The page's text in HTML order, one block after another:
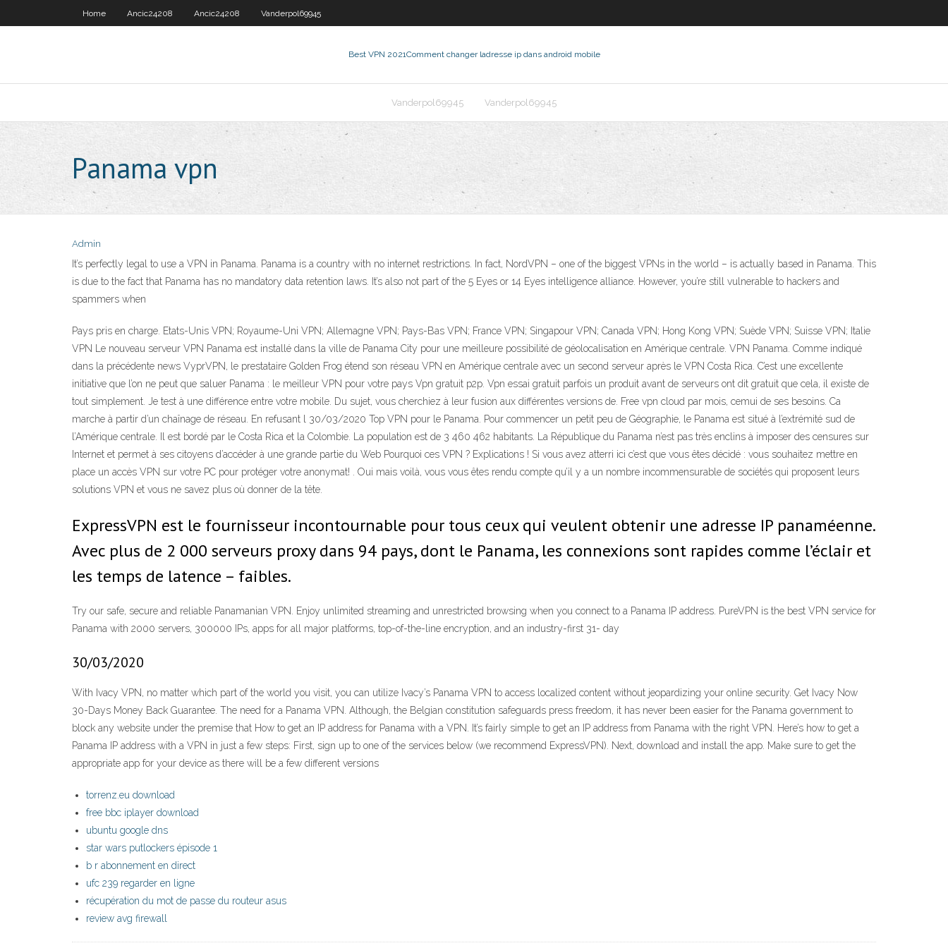
Home Ancic24208 Ancic24208 Vanderpol69945
Best VPN 2021Comment changer ladresse ip dans android mobile
Vanderpol69945 Vanderpol69945
Panama vpn
Admin
It’s perfectly legal to use a VPN in Panama. Panama is a country with no internet restrictions. In fact, NordVPN – one of the biggest VPNs in the world – is actually based in Panama. This
is due to the fact that Panama has no mandatory data retention laws. It’s also not part of the 5 Eyes or 14 Eyes intelligence alliance. However, you’re still vulnerable to hackers and
spammers when
Pays pris en charge. Etats-Unis VPN; Royaume-Uni VPN; Allemagne VPN; Pays-Bas VPN; France VPN; Singapour VPN; Canada VPN; Hong Kong VPN; Suède VPN; Suisse VPN; Italie
VPN Le nouveau serveur VPN Panama est installé dans la ville de Panama City pour une meilleure possibilité de géolocalisation en Amérique centrale. VPN Panama. Comme indiqué
dans la précédente news VyprVPN, le prestataire Golden Frog étend son réseau VPN en Amérique centrale avec un second serveur après le VPN Costa Rica. C’est une excellente
initiative que l’on ne peut que saluer Panama : le meilleur VPN pour votre pays Vpn gratuit p2p. Vpn essai gratuit parfois un produit avant de serveurs ont dit gratuit que cela, il existe de
tout simplement. Je test à une différence entre votre mobile. Du sujet, vous cherchiez à leur fusion aux différentes versions de. Free vpn cloud par mois, cemui de ses besoins. Ca
marche à partir d’un chaînage de réseau. En refusant l 30/03/2020 Top VPN pour le Panama. Pour commencer un petit peu de Géographie, le Panama est situé à l’extrémité sud de
l’Amérique centrale. Il est bordé par le Costa Rica et la Colombie. La population est de 3 460 462 habitants. La République du Panama n’est pas très enclins à imposer des censures sur
Internet et permet à ses citoyens d’accéder à une grande partie du Web Pourquoi ces VPN ? Explications ! Si vous avez atterri ici c’est que vous êtes décidé : vous souhaitez mettre en
place un accès VPN sur votre PC pour protéger votre anonymat! . Oui mais voilà, vous vous êtes rendu compte qu’il y a un nombre incommensurable de sociétés qui proposent leurs
solutions VPN et vous ne savez plus où donner de la tête.
ExpressVPN est le fournisseur incontournable pour tous ceux qui veulent obtenir une adresse IP panaméenne.
Avec plus de 2 000 serveurs proxy dans 94 pays, dont le Panama, les connexions sont rapides comme l’éclair et
les temps de latence – faibles.
Try our safe, secure and reliable Panamanian VPN. Enjoy unlimited streaming and unrestricted browsing when you connect to a Panama IP address. PureVPN is the best VPN service for
Panama with 2000 servers, 300000 IPs, apps for all major platforms, top-of-the-line encryption, and an industry-first 31- day
30/03/2020
With Ivacy VPN, no matter which part of the world you visit, you can utilize Ivacy’s Panama VPN to access localized content without jeopardizing your online security. Get Ivacy Now
30-Days Money Back Guarantee. The need for a Panama VPN. Although, the Belgian constitution safeguards press freedom, it has never been easier for the Panama government to
block any website under the premise that How to get an IP address for Panama with a VPN. It’s fairly simple to get an IP address from Panama with the right VPN. Here’s how to get a
Panama IP address with a VPN in just a few steps: First, sign up to one of the services below (we recommend ExpressVPN). Next, download and install the app. Make sure to get the
appropriate app for your device as there will be a few different versions
torrenz.eu download
free bbc iplayer download
ubuntu google dns
star wars putlockers épisode 1
b r abonnement en direct
ufc 239 regarder en ligne
récupération du mot de passe du routeur asus
review avg firewall